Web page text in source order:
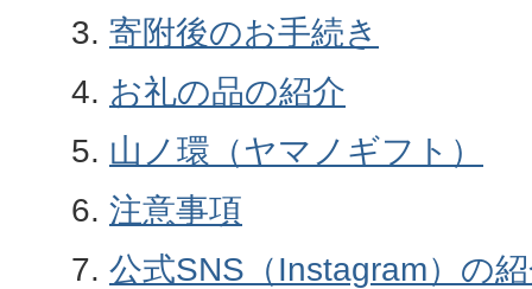
寄附後のお手続き
お礼の品の紹介
山ノ環（ヤマノギフト）
注意事項
公式SNS（Instagram）の